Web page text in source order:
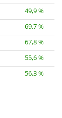
49,9 %
69,7 %
67,8 %
55,6 %
56,3 %